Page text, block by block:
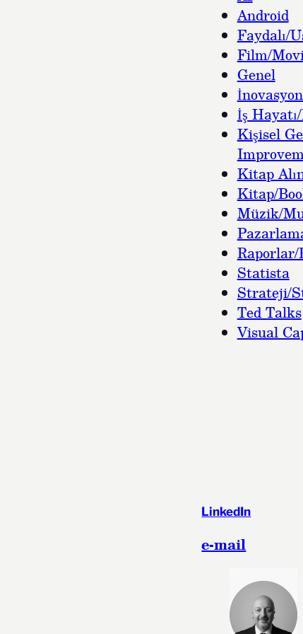
Android
Faydalı/
Film/
Genel
İş
Kişisel
Kitap
Kitap/
Müzik/
Raporlar/
Statista
Strateji/
Ted Talks
Visual
LinkedIn
e-mail